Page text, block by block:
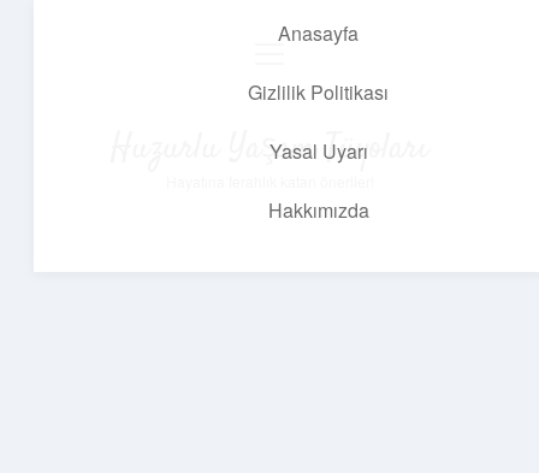
Anasayfa
Gizlilik Politikası
Yasal Uyarı
Hakkımızda
Huzurlu Yaşam Tüyoları